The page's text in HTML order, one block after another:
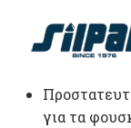
για τα